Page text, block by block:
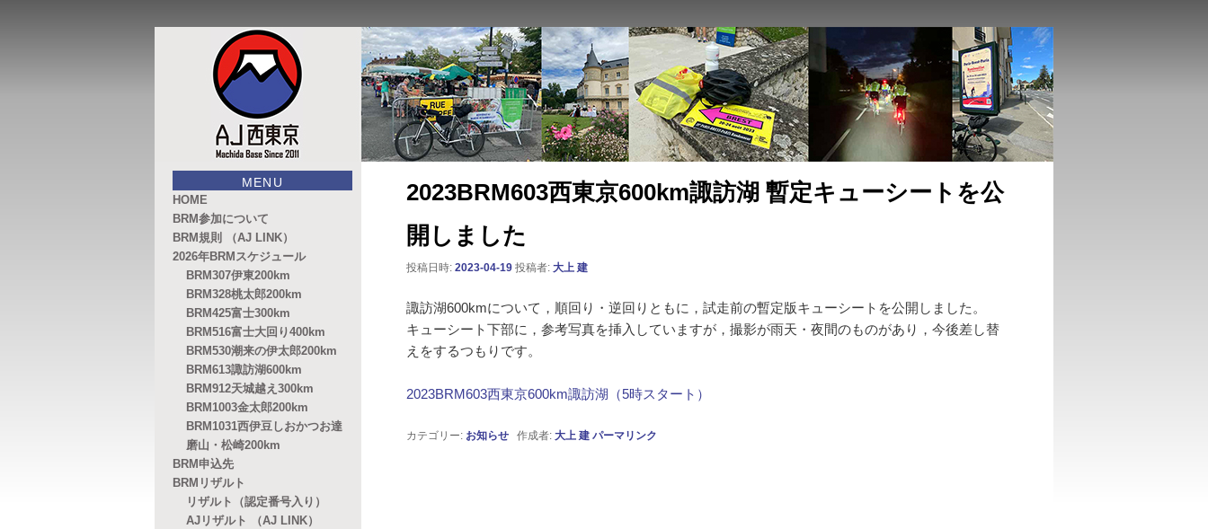
AJ西東京
このサイトは、オダックスジャパン西東京主催のブルベ情報を発信しています。XServer
2023BRM603西東京600km諏訪湖 暫定キューシートを公
開しました
投稿日時: 2023-04-19 投稿者: 大上 建
諏訪湖600kmについて，順回り・逆回りともに，試走前の暫定版キューシートを公開しました。
キューシート下部に，参考写真を挿入していますが，撮影が雨天・夜間のものがあり，今後差し替
えをするつもりです。
2023BRM603西東京600km諏訪湖（5時スタート）
カテゴリー: お知らせ 作成者: 大上 建 パーマリンク
MENU
HOME
BRM参加について
BRM規則 （AJ LINK）
2026年BRMスケジュール
BRM307伊東200km
BRM328桃太郎200km
BRM425富士300km
BRM516富士大回り400km
BRM530潮来の伊太郎200km
BRM613諏訪湖600km
BRM912天城越え300km
BRM1003金太郎200km
BRM1031西伊豆しおかつお達
磨山・松崎200km
BRM申込先
BRMリザルト
リザルト（認定番号入り）
AJリザルト （AJ LINK）